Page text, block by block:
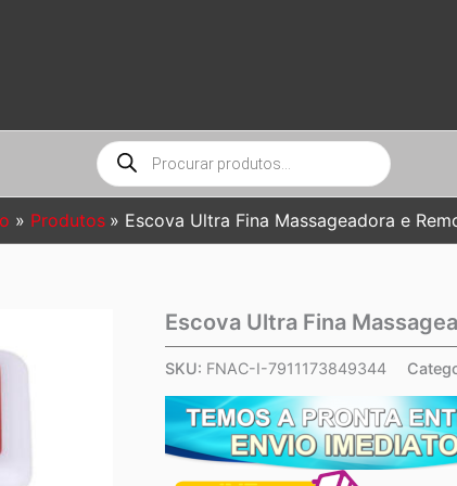
Pesquisar
produtos
Produtos Escova Ultra Fina Massageadora e
Escova Ultra Fina
SKU: FNAC-I-7911173849344